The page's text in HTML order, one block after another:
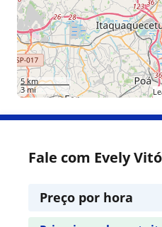
5 km
3 mi
Fale com Evely
Preço por hora